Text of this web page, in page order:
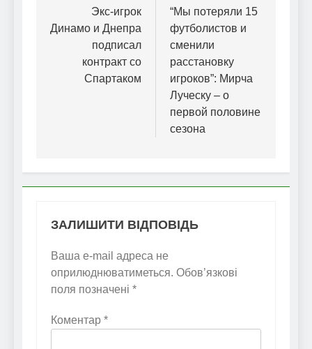
записівЭкс-игрок
Динамо и Днепра
подписал
контракт со
Спартаком
“Мы потеряли 15
футболистов и
сменили
расстановку
игроков”: Мирча
Луческу – о
первой половине
сезона
ЗАЛИШИТИ ВІДПОВІДЬ
Ваша e-mail адреса не
оприлюднюватиметься. Обов’язкові
поля позначені *
Коментар *